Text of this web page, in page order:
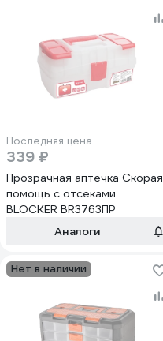
Последняя цена
339 ₽
Прозрачная аптечка Скорая
помощь с отсеками
BLOCKER BR3763ПР
Аналоги
Нет в наличии